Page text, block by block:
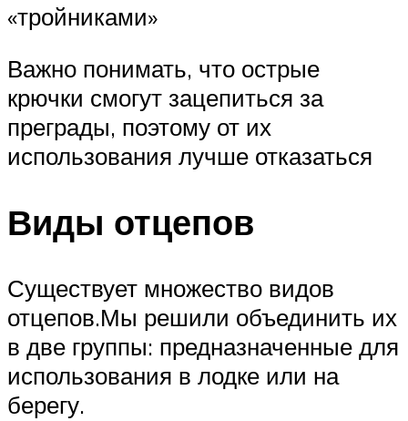
«тройниками»
Важно понимать, что острые
крючки смогут зацепиться за
преграды, поэтому от их
использования лучше отказаться
Виды отцепов
Существует множество видов
отцепов.Мы решили объединить их
в две группы: предназначенные для
использования в лодке или на
берегу.